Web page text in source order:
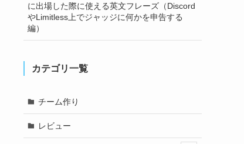
に出場した際に使える英文フレーズ（Discord
やLimitless上でジャッジに何かを申告する
編）
カテゴリ一覧
チーム作り
レビュー